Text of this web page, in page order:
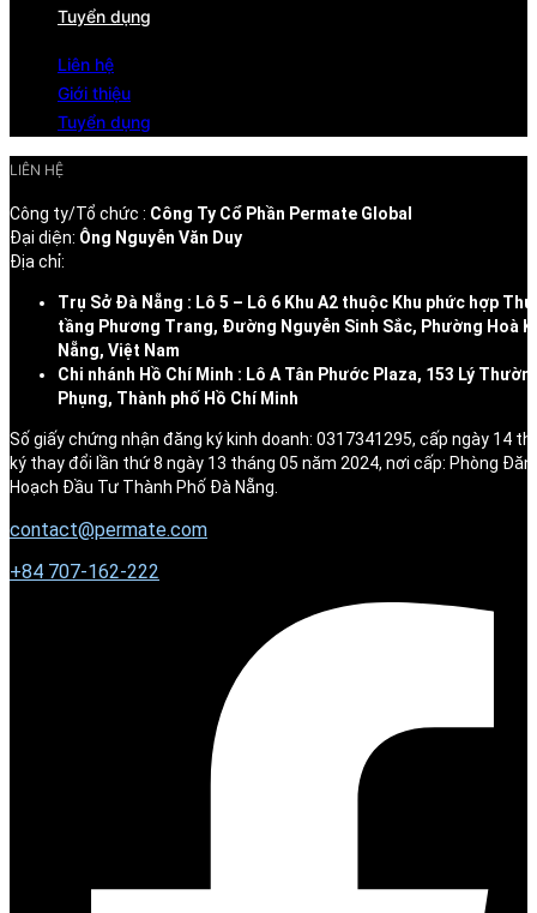
Tuyển dụng
Liên hệ
Giới thiệu
Tuyển dụng
LIÊN HỆ
Công ty/Tổ chức : Công Ty Cổ Phần Permate Global
Đại diện: Ông Nguyễn Văn Duy
Địa chỉ:
Trụ Sở Đà Nẵng : Lô 5 – Lô 6 Khu A2 thuộc Khu phức hợp
tầng Phương Trang, Đường Nguyễn Sinh Sắc, Phường Hoà
Nẵng, Việt Nam
Chi nhánh Hồ Chí Minh : Lô A Tân Phước Plaza, 153 Lý
Phụng, Thành phố Hồ Chí Minh
Số giấy chứng nhận đăng ký kinh doanh: 0317341295, cấp ngày 14
ký thay đổi lần thứ 8 ngày 13 tháng 05 năm 2024, nơi cấp: Phòng
Hoạch Đầu Tư Thành Phố Đà Nẵng.
contact@permate.com
+84 707-162-222